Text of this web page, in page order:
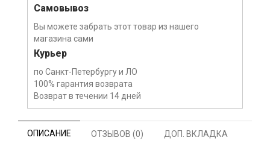
Самовывоз
Вы можете забрать этот товар из нашего
магазина сами
Курьер
по Санкт-Петербургу и ЛО
100% гарантия возврата
Возврат в течении 14 дней
ОПИСАНИЕ ОТЗЫВОВ (0) ДОП. ВКЛАДКА